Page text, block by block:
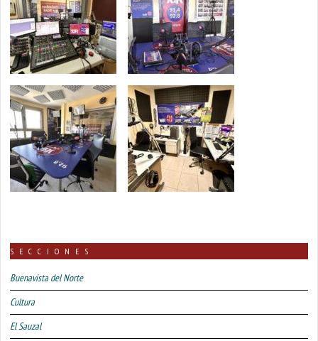
SECCIONES
Buenavista del Norte
Cultura
El Sauzal